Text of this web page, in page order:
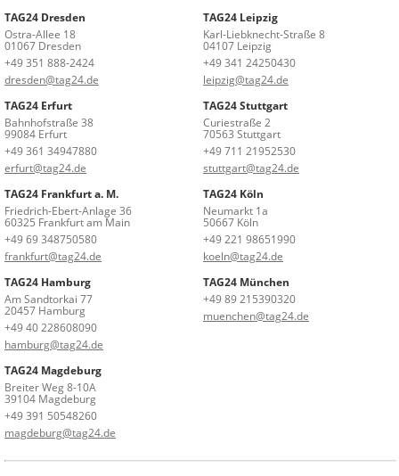
TAG24 Dresden
Ostra-Allee 18
01067 Dresden
+49 351 888-2424
dresden@tag24.de
TAG24 Leipzig
Karl-Liebknecht-Straße 8
04107 Leipzig
+49 341 24250430
leipzig@tag24.de
TAG24 Erfurt
Bahnhofstraße 38
99084 Erfurt
+49 361 34947880
erfurt@tag24.de
TAG24 Stuttgart
Curiestraße 2
70563 Stuttgart
+49 711 21952530
stuttgart@tag24.de
TAG24 Frankfurt a. M.
Friedrich-Ebert-Anlage 36
60325 Frankfurt am Main
+49 69 348750580
frankfurt@tag24.de
TAG24 Köln
Neumarkt 1a
50667 Köln
+49 221 98651990
koeln@tag24.de
TAG24 Hamburg
Am Sandtorkai 77
20457 Hamburg
+49 40 228608090
hamburg@tag24.de
TAG24 München
+49 89 215390320
muenchen@tag24.de
TAG24 Magdeburg
Breiter Weg 8-10A
39104 Magdeburg
+49 391 50548260
magdeburg@tag24.de